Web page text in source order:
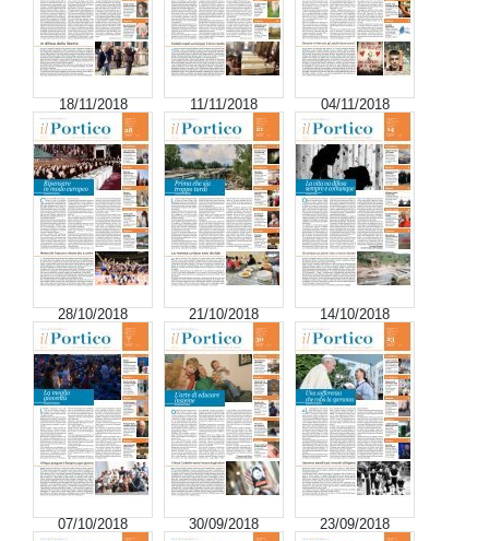
18/11/2018 11/11/2018 04/11/2018
28/10/2018 21/10/2018 14/10/2018
07/10/2018 30/09/2018 23/09/2018